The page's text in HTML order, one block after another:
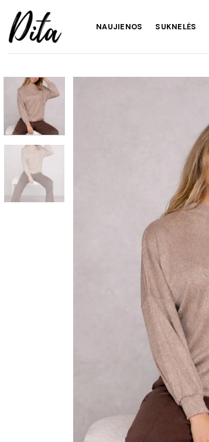
content
NAUJIENOS SUKNELĖS